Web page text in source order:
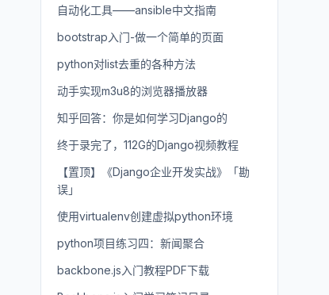
自动化工具——ansible中文指南
bootstrap入门-做一个简单的页面
python对list去重的各种方法
动手实现m3u8的浏览器播放器
知乎回答：你是如何学习Django的
终于录完了，112G的Django视频教程
【置顶】《Django企业开发实战》「勘
误」
使用virtualenv创建虚拟python环境
python项目练习四：新闻聚合
backbone.js入门教程PDF下载